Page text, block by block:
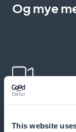
This website
Og mye
Tilby videoer for